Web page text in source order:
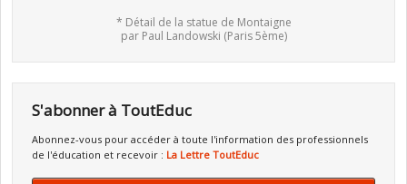
* Détail de la statue de Montaigne
par Paul Landowski (Paris 5ème)
S'abonner à ToutEduc
Abonnez-vous pour accéder à toute l'information des professionnels
de l'éducation et recevoir : La Lettre ToutEduc